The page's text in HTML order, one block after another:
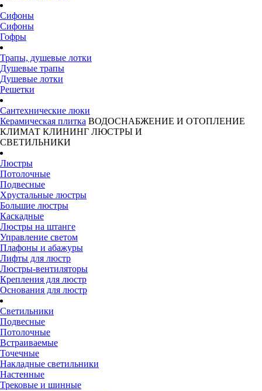
Сифоны
Сифоны
Гофры
Трапы, душевые лотки
Душевые трапы
Душевые лотки
Решетки
Сантехнические люки
Керамическая плитка ВОДОСНАБЖЕНИЕ И ОТОПЛЕНИЕ
КЛИМАТ КЛИНИНГ ЛЮСТРЫ И
СВЕТИЛЬНИКИ
Люстры
Потолочные
Подвесные
Хрустальные люстры
Большие люстры
Каскадные
Люстры на штанге
Управление светом
Плафоны и абажуры
Лифты для люстр
Люстры-вентиляторы
Крепления для люстр
Основания для люстр
Светильники
Подвесные
Потолочные
Встраиваемые
Точечные
Накладные светильники
Настенные
Трековые и шинные